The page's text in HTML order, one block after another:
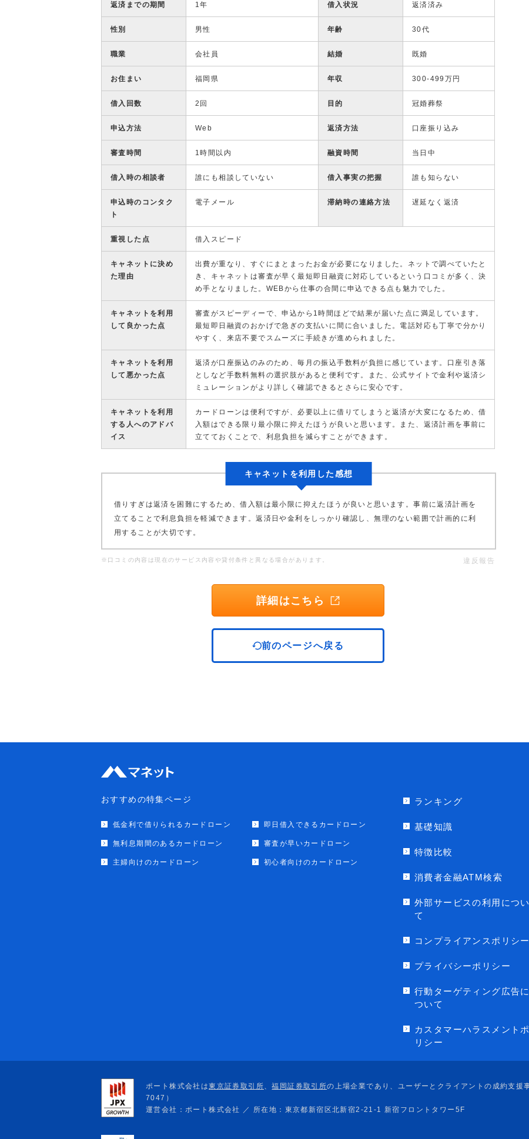
返済までの期間 1年 借入状況 返済済み
性別 男性 年齢 30代
職業 会社員 結婚 既婚
お住まい 福岡県 年収 300-499万円
借入回数 2回 目的 冠婚葬祭
申込方法 Web 返済方法 口座振り込み
審査時間 1時間以内 融資時間 当日中
借入時の相談者 誰にも相談していない 借入事実の把握 誰も知らない
申込時のコンタク
ト
電子メール 滞納時の連絡方法 遅延なく返済
重視した点 借入スピード
キャネットに決め
た理由
出費が重なり、すぐにまとまったお金が必要になりました。ネットで調べていたと
き、キャネットは審査が早く最短即日融資に対応しているという口コミが多く、決
め手となりました。WEBから仕事の合間に申込できる点も魅力でした。
キャネットを利用
して良かった点
審査がスピーディーで、申込から1時間ほどで結果が届いた点に満足しています。
最短即日融資のおかげで急ぎの支払いに間に合いました。電話対応も丁寧で分かり
やすく、来店不要でスムーズに手続きが進められました。
キャネットを利用
して悪かった点
返済が口座振込のみのため、毎月の振込手数料が負担に感じています。口座引き落
としなど手数料無料の選択肢があると便利です。また、公式サイトで金利や返済シ
ミュレーションがより詳しく確認できるとさらに安心です。
キャネットを利用
する人へのアドバ
イス
カードローンは便利ですが、必要以上に借りてしまうと返済が大変になるため、借
入額はできる限り最小限に抑えたほうが良いと思います。また、返済計画を事前に
立てておくことで、利息負担を減らすことができます。
キャネットを利用した感想
借りすぎは返済を困難にするため、借入額は最小限に抑えたほうが良いと思います。事前に返済計画を
立てることで利息負担を軽減できます。返済日や金利をしっかり確認し、無理のない範囲で計画的に利
用することが大切です。
※口コミの内容は現在のサービス内容や貸付条件と異なる場合があります。 違反報告
詳細はこちら
前のページへ戻る
おすすめの特集ページ
低金利で借りられるカードローン 即日借入できるカードローン
無利息期間のあるカードローン 審査が早いカードローン
主婦向けのカードローン 初心者向けのカードローン
ランキング
基礎知識
特徴比較
消費者金融ATM検索
外部サービスの利用につい
て
コンプライアンスポリシー
プライバシーポリシー
行動ターゲティング広告に
ついて
カスタマーハラスメントポ
リシー